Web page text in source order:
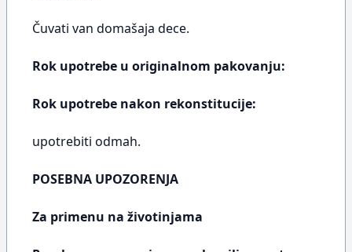
Čuvati van domašaja dece.
Rok upotrebe u originalnom pakovanju:
Rok upotrebe nakon rekonstitucije:
upotrebiti odmah.
POSEBNA UPOZORENJA
Za primenu na životinjama